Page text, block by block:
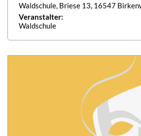
Waldschule, Briese 13, 16547
Veranstalter:
Waldschule